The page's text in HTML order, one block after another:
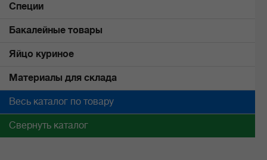
Специи
Бакалейные товары
Яйцо куриное
Материалы для склада
Весь каталог по товару
Свернуть каталог